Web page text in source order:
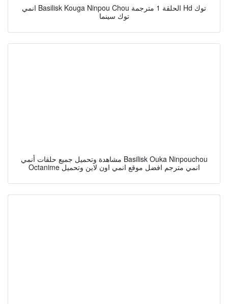
انمي Basilisk Kouga Ninpou Chou الحلقة 1 مترجمة Hd توك
توك سينما
مشاهدة وتحميل جميع حلقات أنمي Basilisk Ouka Ninpouchou
Octanime انمي مترجم افضل موقع انمي اون لاين وتحميل